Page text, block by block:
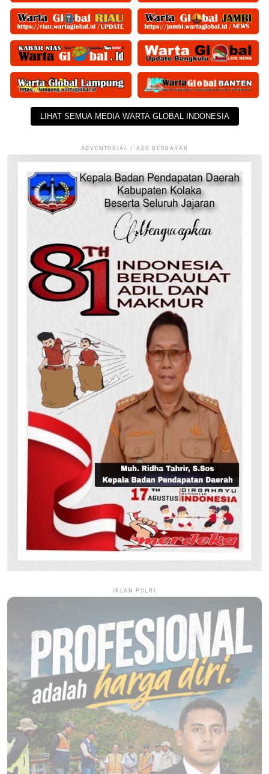
LIHAT SEMUA MEDIA WARTA GLOBAL INDONESIA
ADVENTORIAL / ADS BERBAYAR
IKLAN POLRI